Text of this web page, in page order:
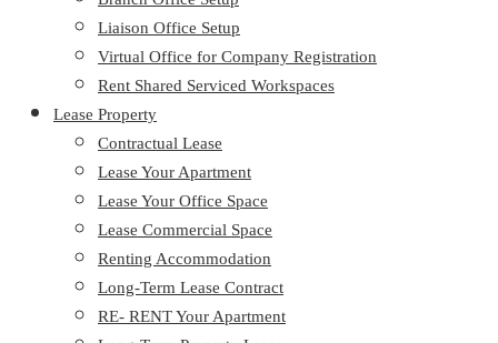
Liaison Office Setup
Virtual Office for Company Registration
Rent Shared Serviced Workspaces
Lease Property
Contractual Lease
Lease Your Apartment
Lease Your Office Space
Lease Commercial Space
Renting Accommodation
Long-Term Lease Contract
RE- RENT Your Apartment